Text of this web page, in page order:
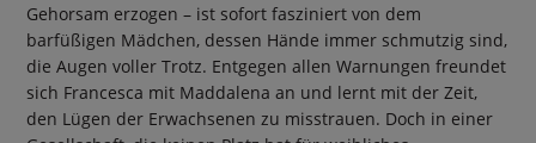
Gehorsam erzogen – ist sofort fasziniert von dem
barfüßigen Mädchen, dessen Hände immer schmutzig sind,
die Augen voller Trotz. Entgegen allen Warnungen freundet
sich Francesca mit Maddalena an und lernt mit der Zeit,
den Lügen der Erwachsenen zu misstrauen. Doch in einer